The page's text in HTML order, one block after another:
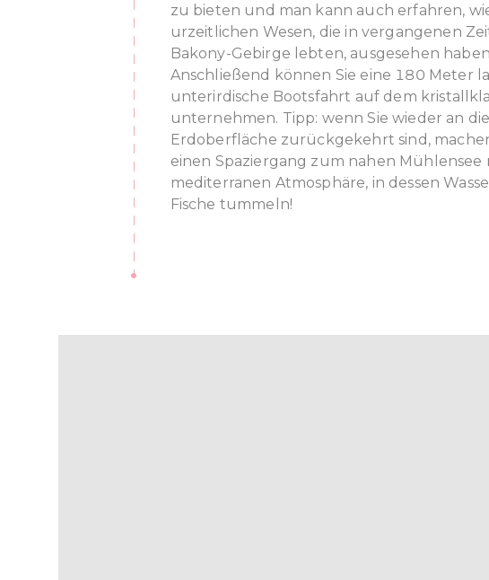
zu bieten und man kann auch erfahren,
urzeitlichen Wesen, die in vergangenen
Bakony-Gebirge lebten, ausgesehen
Anschließend können Sie eine 180 Meter
unterirdische Bootsfahrt auf dem
unternehmen. Tipp: wenn Sie wieder an die
Erdoberfläche zurückgekehrt sind,
einen Spaziergang zum nahen Mühlensee
mediterranen Atmosphäre, in dessen
Fische tummeln!